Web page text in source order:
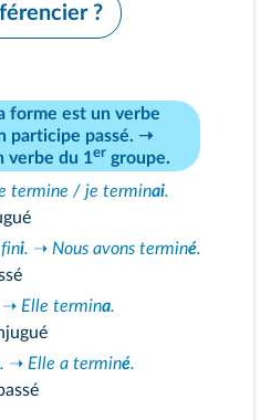
?
forme est un verbe
participe passé. ➝
verbe du 1er groupe.
termine / je terminai.
fini. ➝ Nous avons terminé.
➝ Elle termina.
. ➝ Elle a terminé.